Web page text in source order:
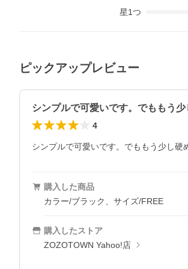
星1つ
ピックアップレビュー
シンプルで可愛いです。でももう
4
シンプルで可愛いです。でももう少し硬
購入した商品
カラー/ブラック、サイズ/FREE
購入したストア
ZOZOTOWN Yahoo!店